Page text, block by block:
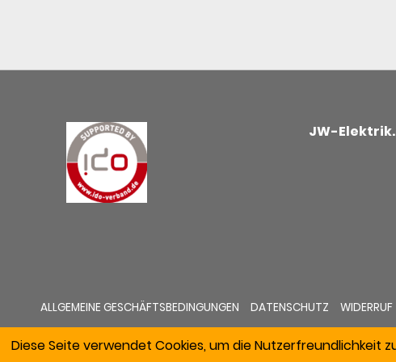
JW-
ALLGEMEINE GESCHÄFTSBEDINGUNGEN DATENSCHUTZ WIDERRUF
Diese Seite verwendet Cookies, um die Nutzerfreundlichkeit